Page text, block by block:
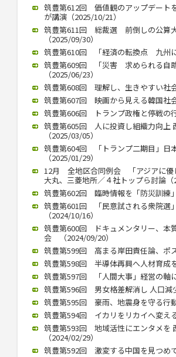
筑豊第612回 価値観のアップデー
が講演（2025/10/21）
筑豊第611回 総裁選 前倒しの公算
（2025/09/30）
筑豊第610回 「経済の転換点 九州
筑豊第609回 「災害 求められる自
（2025/06/23）
筑豊第608回 理解し、生きやすい社
筑豊第607回 映画から見える韓国社
筑豊第606回 トランプ政権と停戦の
筑豊第605回 人に投資し組織力向上
（2025/03/05）
筑豊第604回 「トランプ二期目」日
（2025/01/29）
12月 全地区合同例会 「アジアに優
大丸、三菱地所／４社トップら討論（
筑豊第602回 臨時情報を「防災訓練
筑豊第601回 「民意試される衆院選
（2024/10/16）
筑豊第600回 ドキュメンタリー、本
会 （2024/09/20）
筑豊第599回 高まる岸田責任論、ポ
筑豊第598回 半導体再興へ人材育成
筑豊第597回 「人間大事」経営の軸
筑豊第596回 男女格差解消し 人口減
筑豊第595回 豪雨、地震身を守る行
筑豊第594回 イカリをリカイへ変え
筑豊第593回 地域活性にエンタメを
（2024/02/29）
筑豊第592回 激変する中国を見つめ